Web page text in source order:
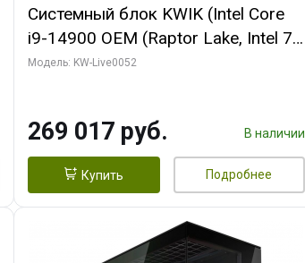
Системный блок KWIK (Intel Core
i9-14900 OEM (Raptor Lake, Intel 7,
C24 16EC/8PC// 64 ГБ ОЗУ (2
256bit 3xDP HD/ 512 ГБ SSD)
Модель: KW-Live0052
269 017 руб. В наличии
Купить Подробнее